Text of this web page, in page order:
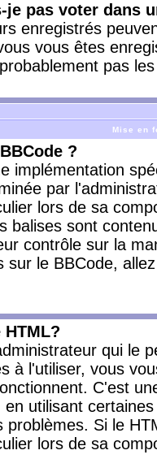
je pas voter dans
enregistrés
vous êtes
pas
Mise en
?
implémentation
par
lors de sa
balises sont
contrôle sur la
sur le BBCode,
qui le
à l'utiliser, vous
C'est
utilisant
problèmes. Si le
lors de sa